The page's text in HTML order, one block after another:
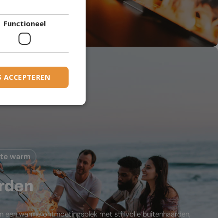
warm
een warme ontmoetingsplek met stijlvolle buitenhaarden,
DUTCH
FRENCH
GERMAN
GREEK
ITALIAN
LATVIAN
LITHUANIAN
Functioneel
ACCEPTEREN